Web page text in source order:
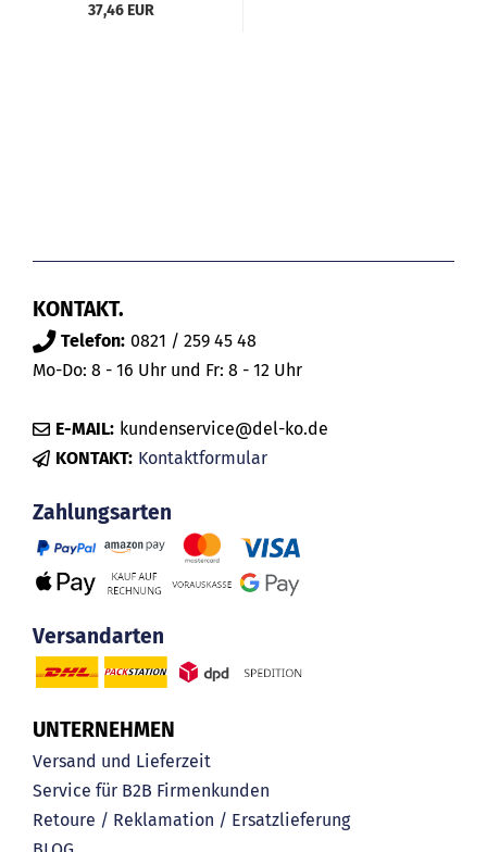
37,46 EUR
KONTAKT.
Telefon: 0821 / 259 45 48
Mo-Do: 8 - 16 Uhr und Fr: 8 - 12 Uhr
E-MAIL: kundenservice@del-ko.de
KONTAKT: Kontaktformular
Zahlungsarten
Versandarten
UNTERNEHMEN
Versand und Lieferzeit
Service für B2B Firmenkunden
Retoure / Reklamation / Ersatzlieferung